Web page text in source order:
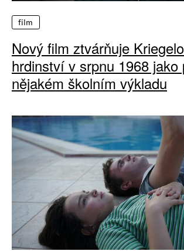
film
Nový film ztvárňuje
hrdinství v srpnu 1968 jako
nějakém školním výkladu